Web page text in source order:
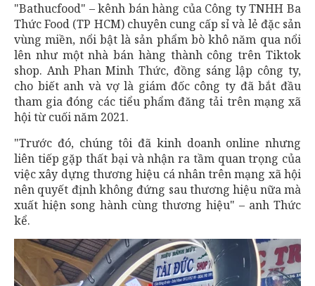
"Bathucfood" – kênh bán hàng của Công ty TNHH Ba
Thức Food (TP HCM) chuyên cung cấp sỉ và lẻ đặc sản
vùng miền, nổi bật là sản phẩm bò khô năm qua nổi
lên như một nhà bán hàng thành công trên Tiktok
shop. Anh Phan Minh Thức, đồng sáng lập công ty,
cho biết anh và vợ là giám đốc công ty đã bắt đầu
tham gia đóng các tiểu phẩm đăng tải trên mạng xã
hội từ cuối năm 2021.
"Trước đó, chúng tôi đã kinh doanh online nhưng
liên tiếp gặp thất bại và nhận ra tầm quan trọng của
việc xây dựng thương hiệu cá nhân trên mạng xã hội
nên quyết định không đứng sau thương hiệu nữa mà
xuất hiện song hành cùng thương hiệu" – anh Thức
kể.